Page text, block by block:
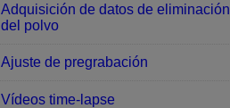
Adquisición de datos de eliminación
del polvo
Ajuste de pregrabación
Vídeos time-lapse